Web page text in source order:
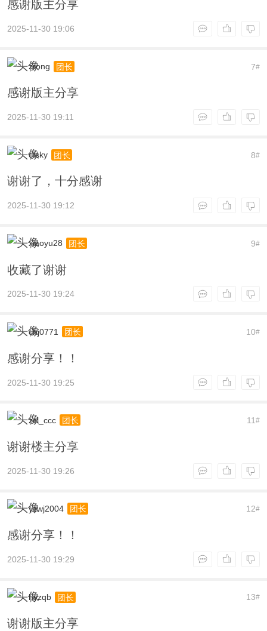
感谢版主分享
2025-11-30 19:06
7#
zrong 团长
感谢版主分享
2025-11-30 19:11
8#
cfsky 团长
谢谢了，十分感谢
2025-11-30 19:12
9#
xiaoyu28 团长
收藏了谢谢
2025-11-30 19:24
10#
chj0771 团长
感谢分享！！
2025-11-30 19:25
11#
zcl_ccc 团长
谢谢楼主分享
2025-11-30 19:26
12#
yzwj2004 团长
感谢分享！！
2025-11-30 19:29
13#
hyzqb 团长
谢谢版主分享